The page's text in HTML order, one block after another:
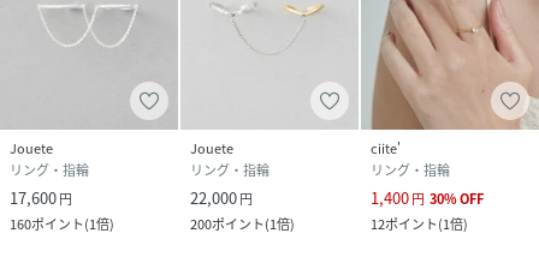
Jouete
リング・指輪
17,600円
160ポイント(1倍)
Jouete
リング・指輪
22,000円
200ポイント(1倍)
ciite'
リング・指輪
1,400円 30%OFF
12ポイント(1倍)